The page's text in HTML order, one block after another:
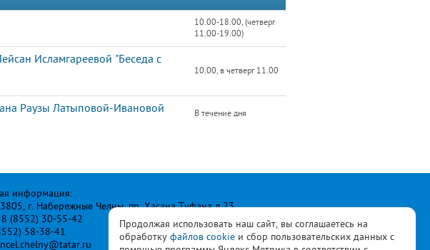
Продолжая использовать наш сайт, вы соглашаетесь на
обработку файлов cookie и сбор пользовательских данных с
10.00-18.00, (четверг
11.00-19.00)
Исламгареевой "Беседа с
10.00, в четверг 11.00
Раузы Латыповой-Ивановой В течение дня
информация:
г. Набережные Челны, пр. Хасана Туфана д.23
(8552) 30-55-42
58-38-41